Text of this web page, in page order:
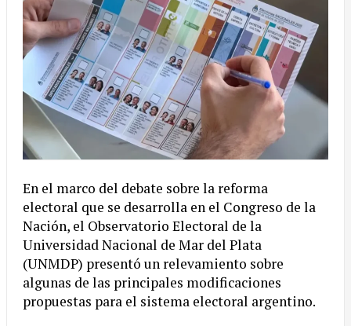
En el marco del debate sobre la reforma
electoral que se desarrolla en el Congreso de la
Nación, el Observatorio Electoral de la
Universidad Nacional de Mar del Plata
(UNMDP) presentó un relevamiento sobre
algunas de las principales modificaciones
propuestas para el sistema electoral argentino.